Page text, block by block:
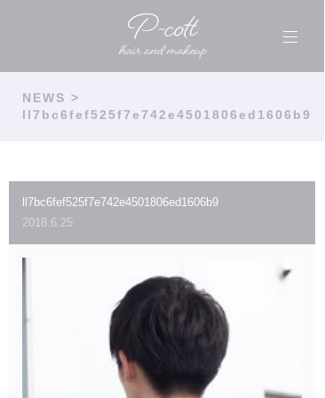
NEWS >
ll7bc6fef525f7e742e4501806ed1606b9
ll7bc6fef525f7e742e4501806ed1606b9
2018.6.25